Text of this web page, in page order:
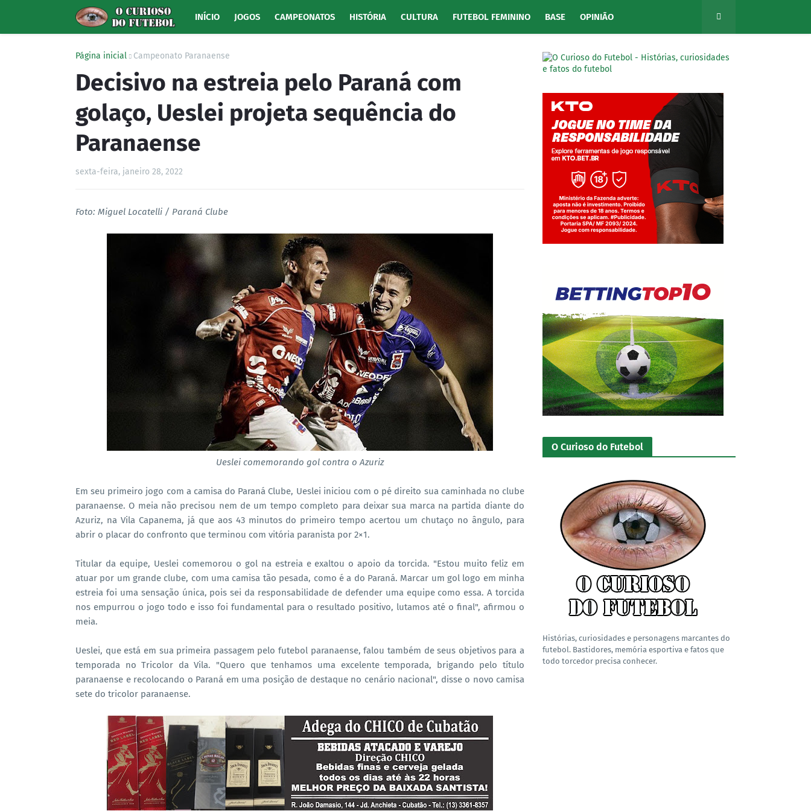
INÍCIO JOGOS CAMPEONATOS HISTÓRIA CULTURA FUTEBOL FEMININO BASE OPINIÃO
Página inicial Campeonato Paranaense
Decisivo na estreia pelo Paraná com
golaço, Ueslei projeta sequência do
Paranaense
sexta-feira, janeiro 28, 2022
Foto: Miguel Locatelli / Paraná Clube
Ueslei comemorando gol contra o Azuriz
Em seu primeiro jogo com a camisa do Paraná Clube, Ueslei iniciou com o pé direito sua caminhada no clube
paranaense. O meia não precisou nem de um tempo completo para deixar sua marca na partida diante do
Azuriz, na Vila Capanema, já que aos 43 minutos do primeiro tempo acertou um chutaço no ângulo, para
abrir o placar do confronto que terminou com vitória paranista por 2×1.
Titular da equipe, Ueslei comemorou o gol na estreia e exaltou o apoio da torcida. "Estou muito feliz em
atuar por um grande clube, com uma camisa tão pesada, como é a do Paraná. Marcar um gol logo em minha
estreia foi uma sensação única, pois sei da responsabilidade de defender uma equipe como essa. A torcida
nos empurrou o jogo todo e isso foi fundamental para o resultado positivo, lutamos até o final", afirmou o
meia.
Ueslei, que está em sua primeira passagem pelo futebol paranaense, falou também de seus objetivos para a
temporada no Tricolor da Vila. "Quero que tenhamos uma excelente temporada, brigando pelo título
paranaense e recolocando o Paraná em uma posição de destaque no cenário nacional", disse o novo camisa
sete do tricolor paranaense.
Jogue com responsabilidade. 18+
O Curioso do Futebol
Histórias, curiosidades e personagens marcantes do
futebol. Bastidores, memória esportiva e fatos que
todo torcedor precisa conhecer.